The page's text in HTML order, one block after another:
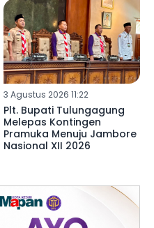
3 Agustus 2026 11:22
Plt. Bupati Tulungagung
Melepas Kontingen
Pramuka Menuju Jambore
Nasional XII 2026